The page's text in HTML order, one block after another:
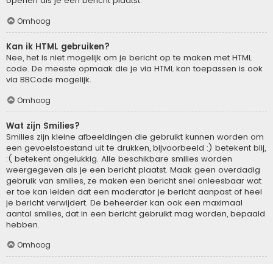
Omhoog
Kan ik HTML gebruiken?
Nee, het is niet mogelijk om je bericht op te maken met HTML
code. De meeste opmaak die je via HTML kan toepassen is ook
via BBCode mogelijk.
Omhoog
Wat zijn Smilies?
Smilies zijn kleine afbeeldingen die gebruikt kunnen worden om
een gevoelstoestand uit te drukken, bijvoorbeeld :) betekent blij,
:( betekent ongelukkig. Alle beschikbare smilies worden
weergegeven als je een bericht plaatst. Maak geen overdadig
gebruik van smilies, ze maken een bericht snel onleesbaar wat
er toe kan leiden dat een moderator je bericht aanpast of heel
je bericht verwijdert. De beheerder kan ook een maximaal
aantal smilies, dat in een bericht gebruikt mag worden, bepaald
hebben.
Omhoog